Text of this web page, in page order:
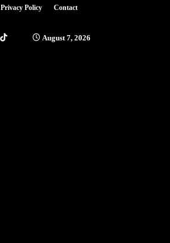
Privacy Policy Contact
August 7, 2026